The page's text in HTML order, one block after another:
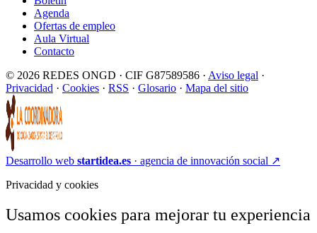
Agenda
Ofertas de empleo
Aula Virtual
Contacto
© 2026 REDES ONGD · CIF G87589586 · Aviso legal ·
Privacidad · Cookies · RSS · Glosario · Mapa del sitio
Desarrollo web startidea.es · agencia de innovación social ↗
Privacidad y cookies
Usamos cookies para mejorar tu experiencia